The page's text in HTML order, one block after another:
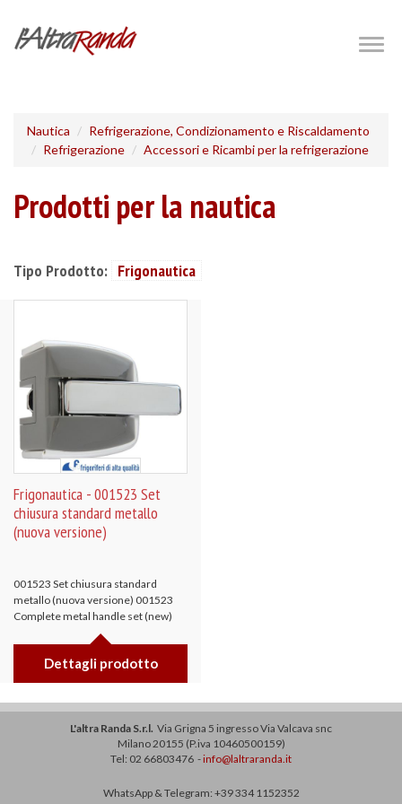
Nautica
Refrigerazione, Condizionamento e Riscaldamento
Refrigerazione
Accessori e Ricambi per la refrigerazione
Prodotti per la nautica
Tipo Prodotto: Frigonautica
Frigonautica - 001523 Set
chiusura standard metallo
(nuova versione)
001523 Set chiusura standard
metallo (nuova versione) 001523
Complete metal handle set (new)
Dettagli prodotto
L'altra Randa S.r.l. Via Grigna 5 ingresso Via Valcava snc
Milano 20155 (P.iva 10460500159)
Tel: 02 66803476 -info@laltraranda.it
WhatsApp & Telegram: +39 334 1152352